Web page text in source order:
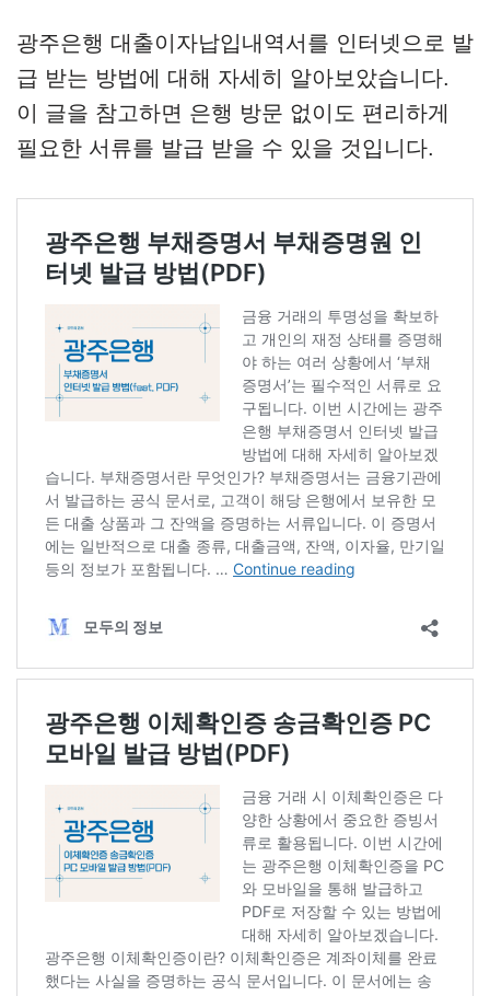
광주은행 대출이자납입내역서를 인터넷으로 발
급 받는 방법에 대해 자세히 알아보았습니다.
이 글을 참고하면 은행 방문 없이도 편리하게
필요한 서류를 발급 받을 수 있을 것입니다.